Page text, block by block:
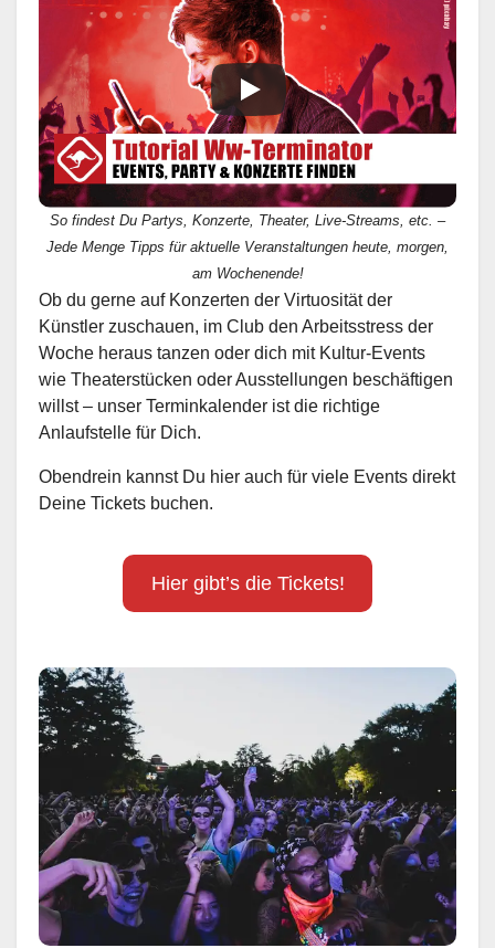
So findest Du Partys, Konzerte, Theater, Live-Streams, etc. –
Jede Menge Tipps für aktuelle Veranstaltungen heute, morgen,
am Wochenende!
Ob du gerne auf Konzerten der Virtuosität der
Künstler zuschauen, im Club den Arbeitsstress der
Woche heraus tanzen oder dich mit Kultur-Events
wie Theaterstücken oder Ausstellungen beschäftigen
willst – unser Terminkalender ist die richtige
Anlaufstelle für Dich.
Obendrein kannst Du hier auch für viele Events direkt
Deine Tickets buchen.
Hier gibt’s die Tickets!